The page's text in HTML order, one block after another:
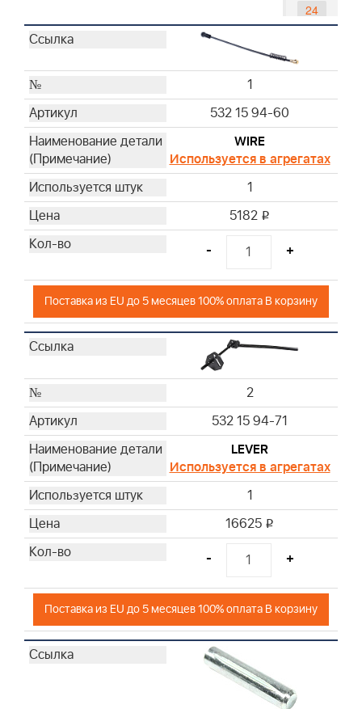
24
25
27
31
32
36
41
49
50
1
532 15 94-60
WIRE
Используется в агрегатах
1
5182 i
- +
Поставка из EU до 5 месяцев 100% оплата В корзину
2
532 15 94-71
LEVER
Используется в агрегатах
1
16625 i
- +
Поставка из EU до 5 месяцев 100% оплата В корзину